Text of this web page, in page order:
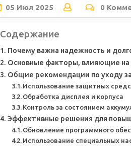
05 Июл 2025 0
Содержание
Почему важна надежность и
Основные факторы, влияющие на
Общие рекомендации по уходу
Использование защитных
Обработка дисплея и корпуса
Контроль за состоянием
Эффективные решения для
Обновление программного
Использование специальных